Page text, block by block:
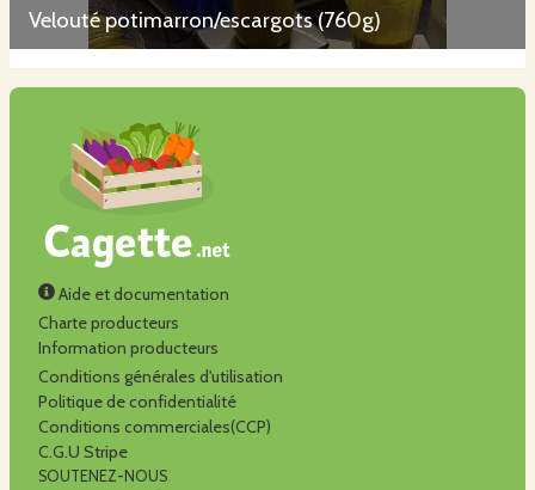
Velouté potimarron/escargots (760g)
Aide et documentation
Charte producteurs
Information producteurs
Conditions générales d'utilisation
Politique de confidentialité
Conditions commerciales(CCP)
C.G.U Stripe
SOUTENEZ-NOUS